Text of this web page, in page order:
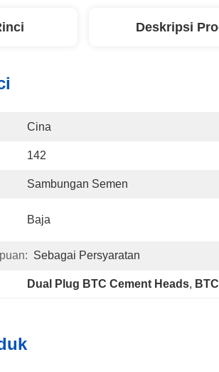
Deskripsi
Cina
142
Sambungan Semen
Baja
Sebagai Persyaratan
Dual Plug BTC Cement Heads,